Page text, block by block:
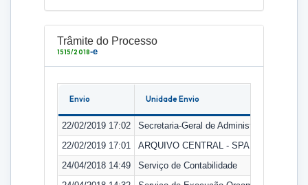
Trâmite do Processo
1515/2018-e
Envio Unidade Envio
22/02/2019 17:02
Secretaria-Geral de Administração
22/02/2019 17:01
ARQUIVO CENTRAL - SPA
24/04/2018 14:49
Serviço de Contabilidade